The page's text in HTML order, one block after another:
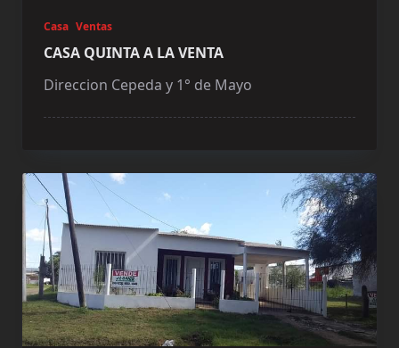
Casa Ventas
CASA QUINTA A LA VENTA
Direccion Cepeda y 1° de Mayo